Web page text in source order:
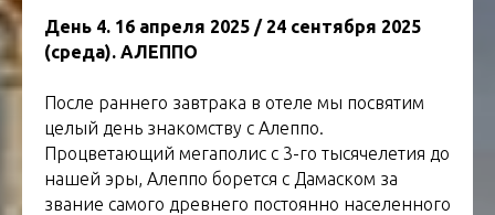
День 4. 16 апреля 2025 / 24 сентября 2025
(среда). АЛЕППО
После раннего завтрака в отеле мы посвятим
целый день знакомству с Алеппо.
Процветающий мегаполис с 3-го тысячелетия до
нашей эры, Алеппо борется с Дамаском за
звание самого древнего постоянно населенного